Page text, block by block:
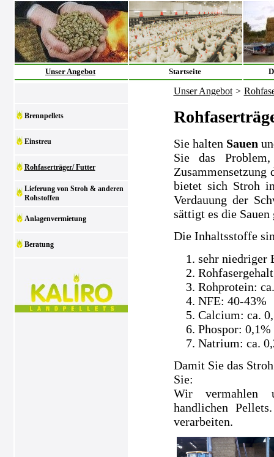
Unser Angebot Startseite
Brennpellets
Einstreu
Rohfaserträger/ Futter
Lieferung von Stroh & anderen
Rohstoffen
Anlagenvermietung
Beratung
Unser Angebot >
Sie halten Sauen
Sie das
bietet sich Stroh
Verdauung der
sättigt es die Sauen
Die Inhaltsstoffe
sehr niedriger
Rohprotein:
NFE: 40-43%
Calcium: ca.
Phospor: 0,1%
Natrium: ca.
Damit Sie das
Sie:
Wir vermahlen
handlichen
verarbeiten.